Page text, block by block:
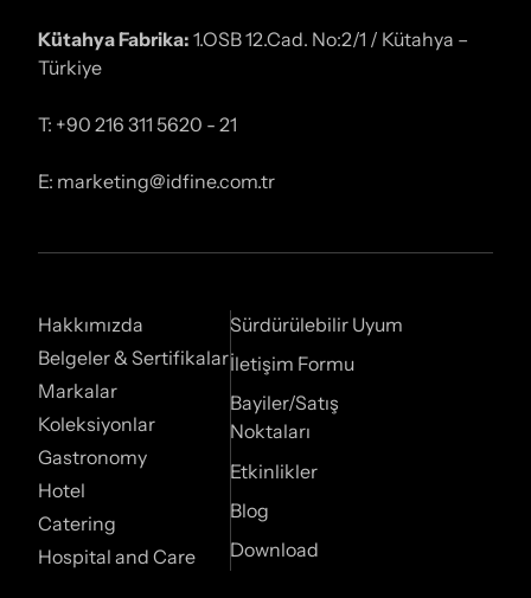
Kütahya Fabrika: 1.OSB 12.Cad. No:2/1 / Kütahya –
Türkiye
T: +90 216 311 5620 - 21
E: marketing@idfine.com.tr
Hakkımızda
Belgeler & Sertifikalar
Markalar
Koleksiyonlar
Gastronomy
Hotel
Catering
Hospital and Care
Sürdürülebilir Uyum
İletişim Formu
Bayiler/Satış
Noktaları
Etkinlikler
Blog
Download